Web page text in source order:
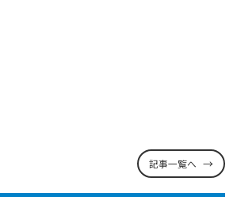
記事一覧へ